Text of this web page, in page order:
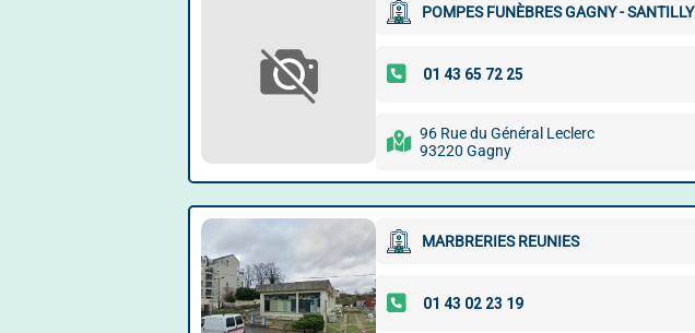
POMPES FUNÈBRES GAGNY - SANTILLY
96 Rue du Général Leclerc
93220 Gagny
MARBRERIES REUNIES